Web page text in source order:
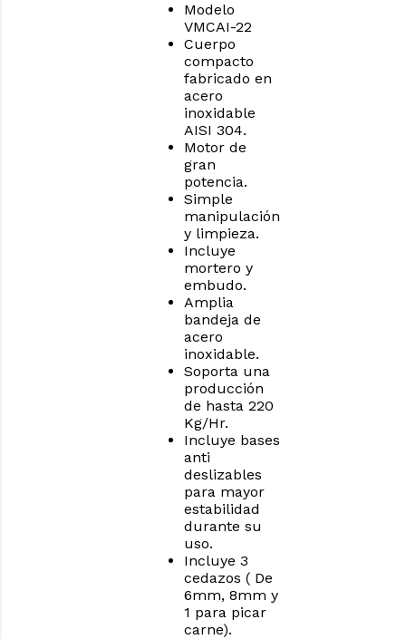
Modelo
VMCAI-22
Cuerpo
compacto
fabricado en
acero
inoxidable
AISI 304.
Motor de
gran
potencia.
Simple
manipulación
y limpieza.
Incluye
mortero y
embudo.
Amplia
bandeja de
acero
inoxidable.
Soporta una
producción
de hasta 220
Kg/Hr.
Incluye bases
anti
deslizables
para mayor
estabilidad
durante su
uso.
Incluye 3
cedazos ( De
6mm, 8mm y
1 para picar
carne).